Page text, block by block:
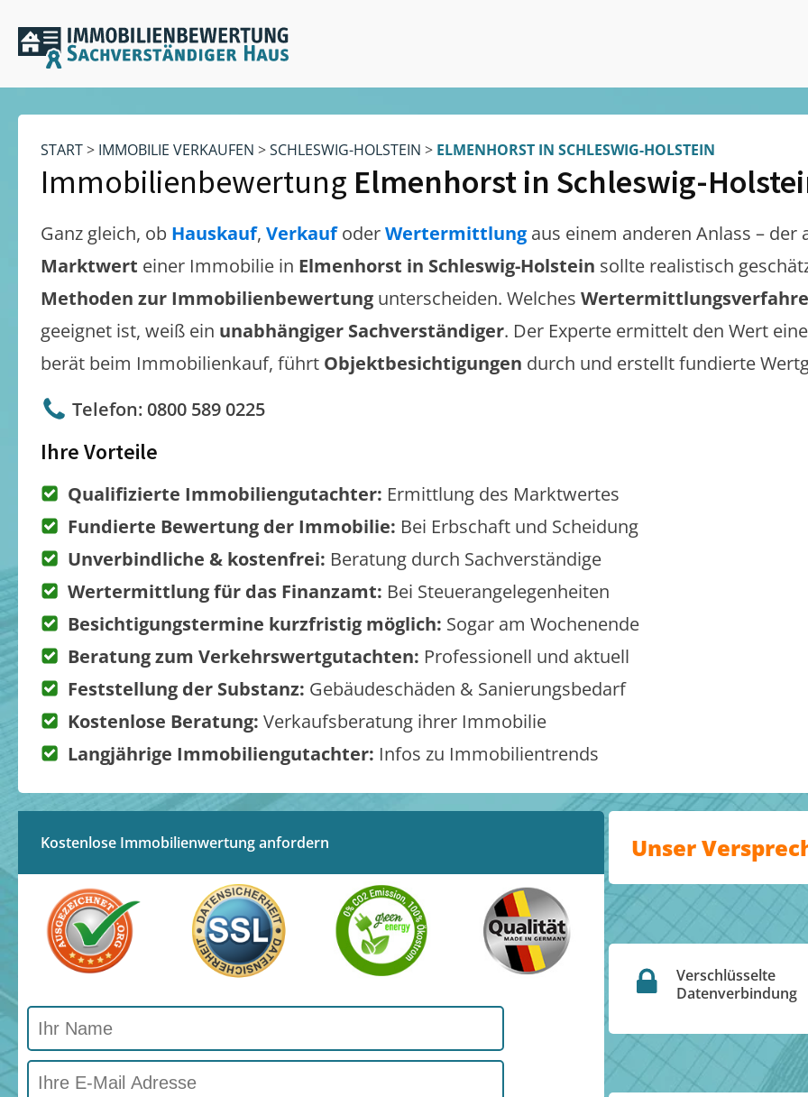
START> IMMOBILIE VERKAUFEN >SCHLESWIG-HOLSTEIN > ELMENHORST IN SCHLESWIG-HOLSTEIN
Immobilienbewertung Elmenhorst in Schleswig-
Ganz gleich, ob Hauskauf, VerkaufoderWertermittlung aus einem anderen Anlass – der
Marktwert einer Immobilie in Elmenhorst in Schleswig-Holstein sollte realistisch
Methoden zur Immobilienbewertung unterscheiden. Welches
geeignet ist, weiß ein unabhängiger Sachverständiger. Der Experte ermittelt den Wert
berät beim Immobilienkauf, führt Objektbesichtigungen durch und erstellt fundierte
Telefon: 0800 589 0225
Ihre Vorteile
Qualifizierte Immobiliengutachter: Ermittlung des Marktwertes
Fundierte Bewertung der Immobilie: Bei Erbschaft und Scheidung
Unverbindliche & kostenfrei: Beratung durch Sachverständige
Wertermittlung für das Finanzamt: Bei Steuerangelegenheiten
Besichtigungstermine kurzfristig möglich: Sogar am Wochenende
Beratung zum Verkehrswertgutachten: Professionell und aktuell
Feststellung der Substanz: Gebäudeschäden & Sanierungsbedarf
Kostenlose Beratung: Verkaufsberatung ihrer Immobilie
Langjährige Immobiliengutachter: Infos zu Immobilientrends
Kostenlose Immobilienwertung anfordern Unser
Verschlüsselte
Datenverbindung